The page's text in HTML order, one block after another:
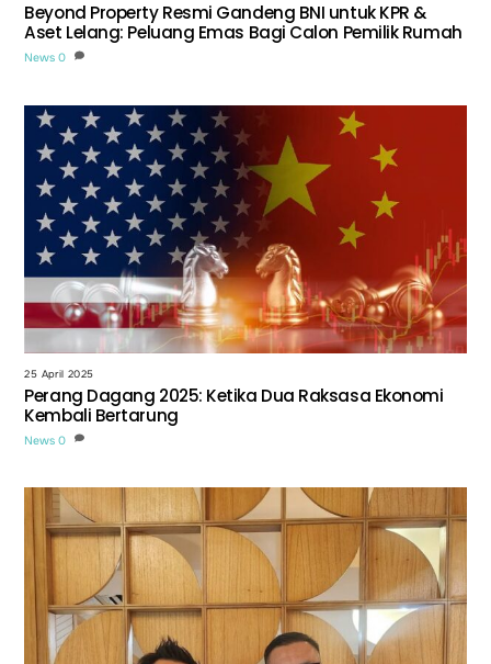
Beyond Property Resmi Gandeng BNI untuk KPR &
Aset Lelang: Peluang Emas Bagi Calon Pemilik Rumah
News 0
25 April 2025
Perang Dagang 2025: Ketika Dua Raksasa Ekonomi
Kembali Bertarung
News 0